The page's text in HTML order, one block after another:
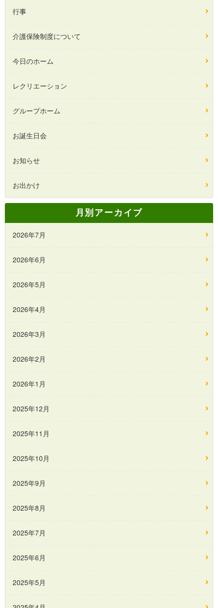
行事
介護保険制度について
今日のホーム
レクリエーション
グループホーム
お誕生日会
お知らせ
お出かけ
月別アーカイブ
2026年7月
2026年6月
2026年5月
2026年4月
2026年3月
2026年2月
2026年1月
2025年12月
2025年11月
2025年10月
2025年9月
2025年8月
2025年7月
2025年6月
2025年5月